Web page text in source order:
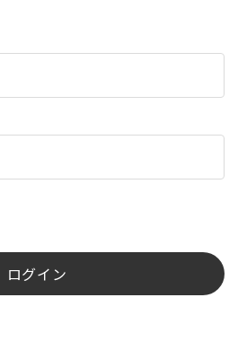
商品レビュー利用規約
ログイン